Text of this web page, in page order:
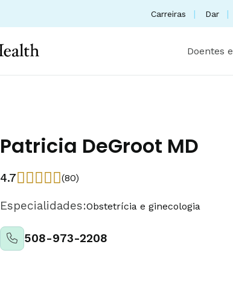
Carreiras Dar
Doentes
Patricia DeGroot MD
4.7 (80)
Especialidades:Obstetrícia e ginecologia
508-973-2208